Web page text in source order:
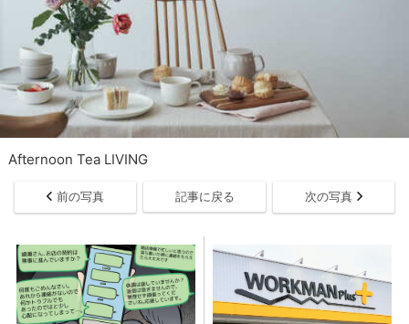
Afternoon Tea LIVING
前の写真 記事に戻る 次の写真